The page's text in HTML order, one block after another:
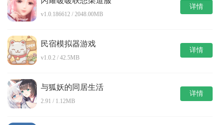
v1.0.186612 / 2048.00MB
详情
民宿模拟器游戏
v1.0.2 / 42.5MB
详情
与狐妖的同居生活
2.91 / 1.12MB
详情